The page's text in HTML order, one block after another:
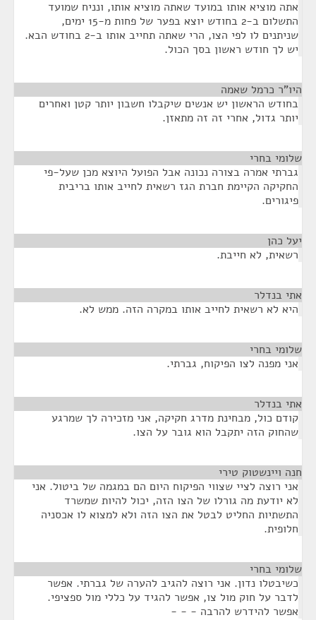
אתה מוציא אותו במועד שאתה מוציא אותו, ונניח שמועד
התשלום ב-2 בחודש יוצא בפער של פחות מ-15 ימים,
שניתנים לו לפי הצו, הרי שאתה תחייב אותו ב-2 בחודש הבא.
יש לך חודש ראשון בסך הכול.
היו"ר כרמל שאמה
בחודש הראשון יש אנשים שיקבלו חשבון יותר קטן ואחרים
יותר גדול, אחרי זה זה מתאזן.
שלומי בחרי
גברתי אמרה בצורה נכונה אבל הפועל היוצא מכן שעל-פי
החקיקה הקיימת חברת הגז רשאית לחייב אותו בריבית
פיגורים.
יעל כהן
רשאית, לא חייבת.
אתי בנדלר
היא לא רשאית לחייב אותו במקרה הזה. ממש לא.
שלומי בחרי
אני מפנה לצו הפיקוח, גברתי.
אתי בנדלר
קודם כול, מבחינת מדרג חקיקה, אני מזכירה לך שמרגע
שהחוק הזה יתקבל הוא גובר על הצו.
חנה ויינשטוק טירי
אני רוצה לציי שצווי הפיקוח היום הם במגמה של ביטול. אני
לא יודעת מה גורלו של הצו הזה, יכול להיות שמשרד
התשתיות החליט לבטל את הצו הזה ולא למצוא לו אכסניה
חלופית.
שלומי בחרי
כשיבטלו נדון. אני רוצה להגיב להערה של גברתי. אפשר
לדבר על חוק מול צו, אפשר להגיד על כללי מול ספציפי.
אפשר להידרש להרבה - - -